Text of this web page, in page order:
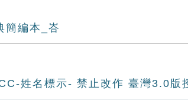
簡編本_峇
姓名標示- 禁止改作 臺灣3.0版